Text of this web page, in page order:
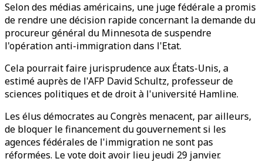
Selon des médias américains, une juge fédérale a promis
de rendre une décision rapide concernant la demande du
procureur général du Minnesota de suspendre
l'opération anti-immigration dans l'Etat.
Cela pourrait faire jurisprudence aux États-Unis, a
estimé auprès de l'AFP David Schultz, professeur de
sciences politiques et de droit à l'université Hamline.
Les élus démocrates au Congrès menacent, par ailleurs,
de bloquer le financement du gouvernement si les
agences fédérales de l'immigration ne sont pas
réformées. Le vote doit avoir lieu jeudi 29 janvier.